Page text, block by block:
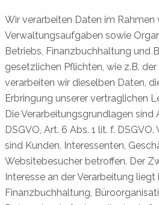
Wir verarbeiten Daten im Rahmen
Verwaltungsaufgaben sowie
Betriebs, Finanzbuchhaltung und
gesetzlichen Pflichten, wie z.B.
verarbeiten wir dieselben Daten,
Erbringung unserer vertraglichen
Die Verarbeitungsgrundlagen sind
DSGVO, Art. 6 Abs. 1 lit. f.
sind Kunden, Interessenten,
Websitebesucher betroffen. Der
Interesse an der Verarbeitung
Finanzbuchhaltung,